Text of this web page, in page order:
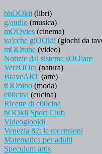
bhOOkii (libri)
g/audio (musica)
mOOvies (cinema)
va'cche giOOkii (giochi da
mOOtube (video)
Notizie dal sistema sOOlare
VerzOOra (natura)
BraveART (arte)
tOObino (moda)
c00cina (cucina)
Ricette di c00cina
hOOkii Sport Club
Videogiookii
Venezia 82: le recensioni
Matematica per adulti
Speculum artis